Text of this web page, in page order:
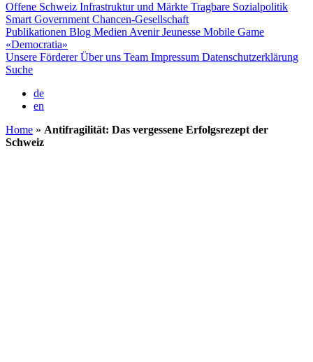
Offene Schweiz Infrastruktur und Märkte Tragbare Sozialpolitik
Smart Government Chancen-Gesellschaft
Publikationen Blog Medien Avenir Jeunesse Mobile Game
«Democratia»
Unsere FördererÜber uns Team Impressum Datenschutzerklärung
Suche
de
en
Home » Antifragilität: Das vergessene Erfolgsrezept der
Schweiz